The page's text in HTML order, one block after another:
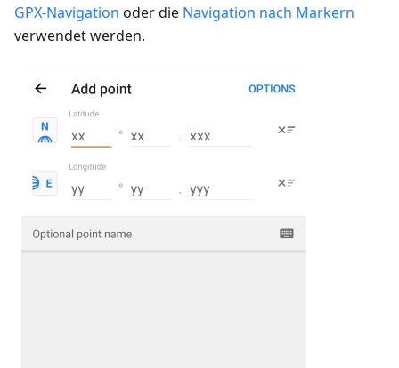
GPX-Navigation oder die Navigation nach Markern
verwendet werden.